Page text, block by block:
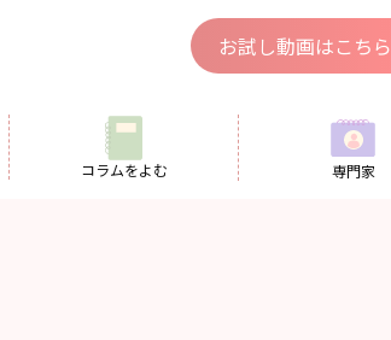
お試し動画はこちら
コラムをよむ 専門家